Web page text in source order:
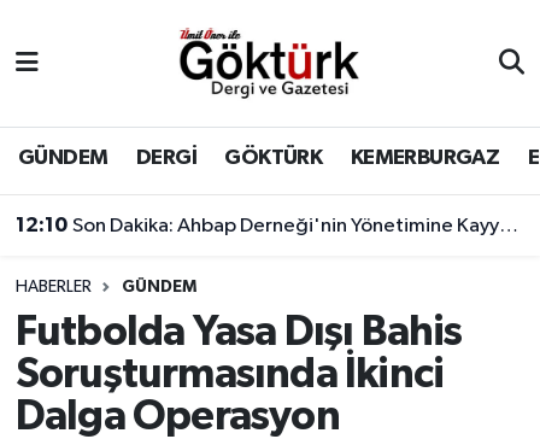
GÜNDEM DERGİ GÖKTÜRK KEMERBURGAZ
12:10 Son Dakika: Ahbap Derneği'nin Yönetimine Kayyum Atandı
HABERLER GÜNDEM
Futbolda Yasa Dışı Bahis
Soruşturmasında İkinci
Dalga Operasyon
BİLİM
DERGİ
DÜNYA
EĞİTİM
EKONOMİ
Eyüpsultan Hava Durumu
Eyüpsultan Trafik Yoğunluk Haritası
Süper Lig Puan Durumu ve Fikstür
Tüm Manşetler
Son Dakika Haberleri
Haber Arşivi